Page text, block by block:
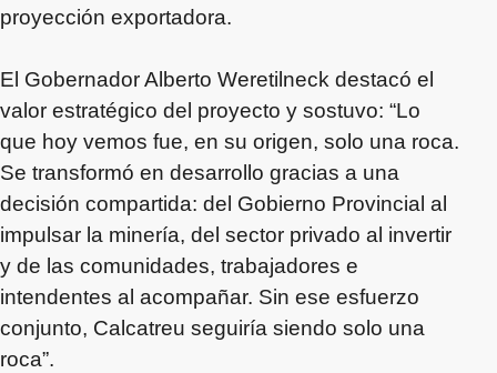
proyección exportadora.
El Gobernador Alberto Weretilneck destacó el
valor estratégico del proyecto y sostuvo: “Lo
que hoy vemos fue, en su origen, solo una roca.
Se transformó en desarrollo gracias a una
decisión compartida: del Gobierno Provincial al
impulsar la minería, del sector privado al invertir
y de las comunidades, trabajadores e
intendentes al acompañar. Sin ese esfuerzo
conjunto, Calcatreu seguiría siendo solo una
roca”.